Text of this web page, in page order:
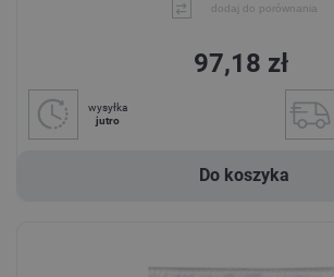
dodaj do porównania
97,18 zł
wysyłka
jutro
Do koszyka